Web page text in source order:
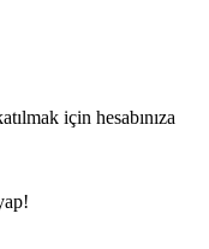
için hesabınıza